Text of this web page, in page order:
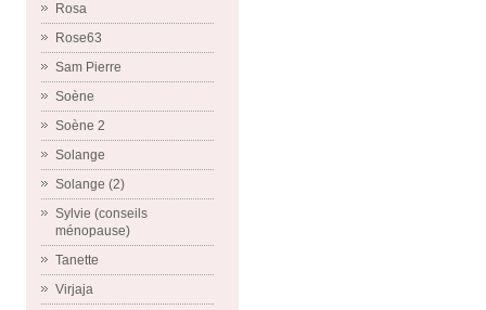
Rosa
Rose63
Sam Pierre
Soène
Soène 2
Solange
Solange (2)
Sylvie (conseils
ménopause)
Tanette
Virjaja